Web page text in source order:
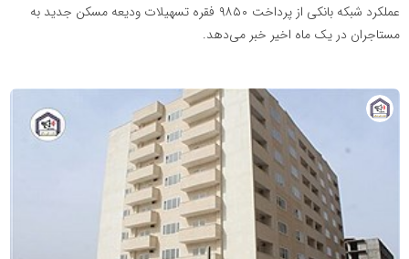
عملکرد شبکه بانکی از پرداخت ۹۸۵۰ فقره تسهیلات ودیعه مسکن جدید به
مستاجران در یک ماه اخیر خبر می‌دهد.